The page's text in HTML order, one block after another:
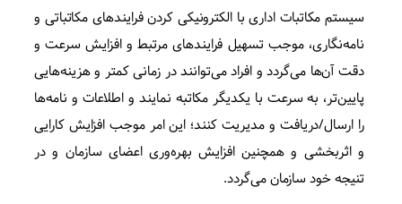
سیستم مکاتبات اداری با الکترونیکی کردن فرایندهای مکاتباتی و
نامه‌نگاری، موجب تسهیل فرایند‌های مرتبط و افزایش سرعت و
دقت آن‌ها می‌گردد و افراد می‌توانند در زمانی کمتر و هزینه‌هایی
پایین‌تر، به سرعت با یکدیگر مکاتبه نمایند و اطلاعات و نامه‌ها
را ارسال/دریافت و مدیریت کنند؛ این امر موجب افزایش کارایی
و اثربخشی و همچنین افزایش بهره‌وری اعضای سازمان و در
تنیجه خود سازمان می‌گردد.